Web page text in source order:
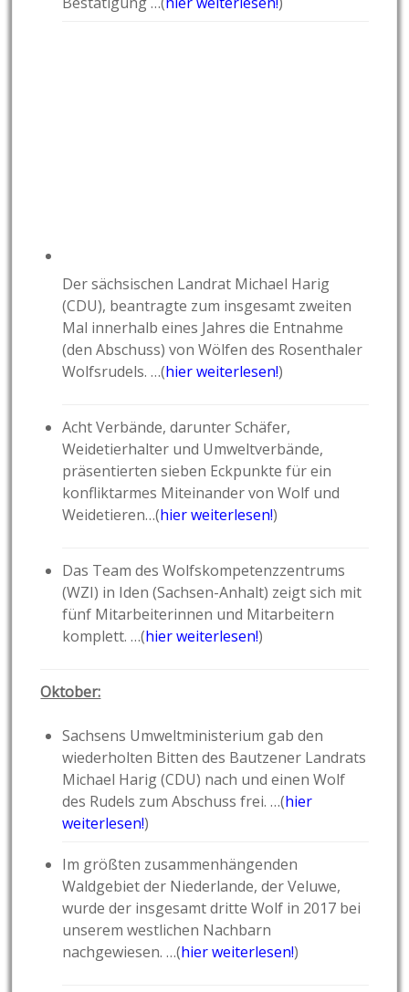
Der sächsischen Landrat Michael Harig
(CDU), beantragte zum insgesamt zweiten
Mal innerhalb eines Jahres die Entnahme
(den Abschuss) von Wölfen des Rosenthaler
Wolfsrudels. …(hier weiterlesen!)
Acht Verbände, darunter Schäfer,
Weidetierhalter und Umweltverbände,
präsentierten sieben Eckpunkte für ein
konfliktarmes Miteinander von Wolf und
Weidetieren…(hier weiterlesen!)
Das Team des Wolfskompetenzzentrums
(WZI) in Iden (Sachsen-Anhalt) zeigt sich mit
fünf Mitarbeiterinnen und Mitarbeitern
komplett. …(hier weiterlesen!)
Oktober:
Sachsens Umweltministerium gab den
wiederholten Bitten des Bautzener Landrats
Michael Harig (CDU) nach und einen Wolf
des Rudels zum Abschuss frei. …(hier
weiterlesen!)
Im größten zusammenhängenden
Waldgebiet der Niederlande, der Veluwe,
wurde der insgesamt dritte Wolf in 2017 bei
unserem westlichen Nachbarn
nachgewiesen. …(hier weiterlesen!)